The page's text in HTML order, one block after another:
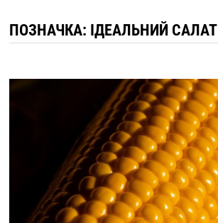
ПОЗНАЧКА: ІДЕАЛЬНИЙ САЛАТ